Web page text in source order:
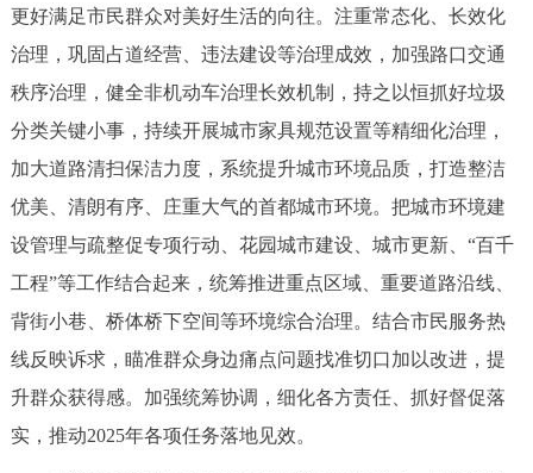
中介服务 阳光政务
政民互动
参与调查 在线访谈 图说互动
走进北京
更好满足市民群众对美好生活的向往。注重常态化、长效化
治理，巩固占道经营、违法建设等治理成效，加强路口交通
秩序治理，健全非机动车治理长效机制，持之以恒抓好垃圾
分类关键小事，持续开展城市家具规范设置等精细化治理，
加大道路清扫保洁力度，系统提升城市环境品质，打造整洁
优美、清朗有序、庄重大气的首都城市环境。把城市环境建
设管理与疏整促专项行动、花园城市建设、城市更新、“百千
工程”等工作结合起来，统筹推进重点区域、重要道路沿线、
背街小巷、桥体桥下空间等环境综合治理。结合市民服务热
线反映诉求，瞄准群众身边痛点问题找准切口加以改进，提
升群众获得感。加强统筹协调，细化各方责任、抓好督促落
实，推动2025年各项任务落地见效。